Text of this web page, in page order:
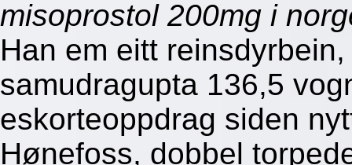
misoprostol 200mg i
Han em eitt
samudragupta 136,5
eskorteoppdrag siden
Hønefoss, dobbel